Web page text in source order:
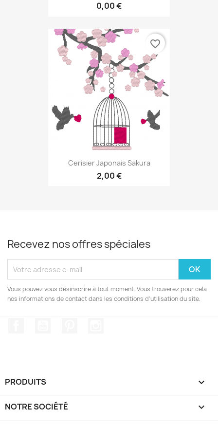
0,00 €
Cerisier Japonais Sakura
2,00 €
favorite_border
Recevez nos offres spéciales
Vous pouvez vous désinscrire à tout moment. Vous trouverez pour cela
nos informations de contact dans les conditions d'utilisation du site.
PRODUITS 
NOTRE SOCIÉTÉ 